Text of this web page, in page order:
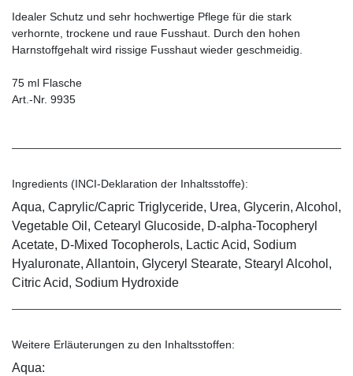
Idealer Schutz und sehr hochwertige Pflege für die stark
verhornte, trockene und raue Fusshaut. Durch den hohen
Harnstoffgehalt wird rissige Fusshaut wieder geschmeidig.
75 ml Flasche
Art.-Nr. 9935
Ingredients (INCI-Deklaration der Inhaltsstoffe):
Aqua, Caprylic/Capric Triglyceride, Urea, Glycerin, Alcohol,
Vegetable Oil, Cetearyl Glucoside, D-alpha-Tocopheryl
Acetate, D-Mixed Tocopherols, Lactic Acid, Sodium
Hyaluronate, Allantoin, Glyceryl Stearate, Stearyl Alcohol,
Citric Acid, Sodium Hydroxide
Weitere Erläuterungen zu den Inhaltsstoffen:
Aqua: